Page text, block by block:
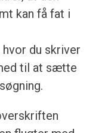
kan få fat i
du skriver
til at sætte